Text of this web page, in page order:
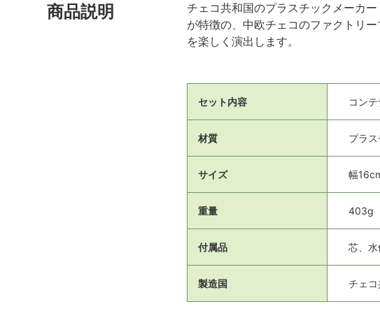
商品説明
チェコ共和国のプラスチックメーカ
が特徴の、中欧チェコのファクトリ
を楽しく演出します。
セット内容 コン
材質 プラ
サイズ 幅
重量 403g
付属品 芯、
製造国 チェコ